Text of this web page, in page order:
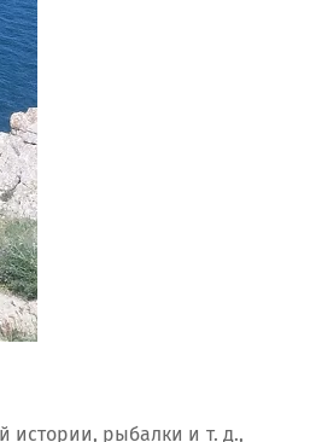
истории, рыбалки и т. д.,